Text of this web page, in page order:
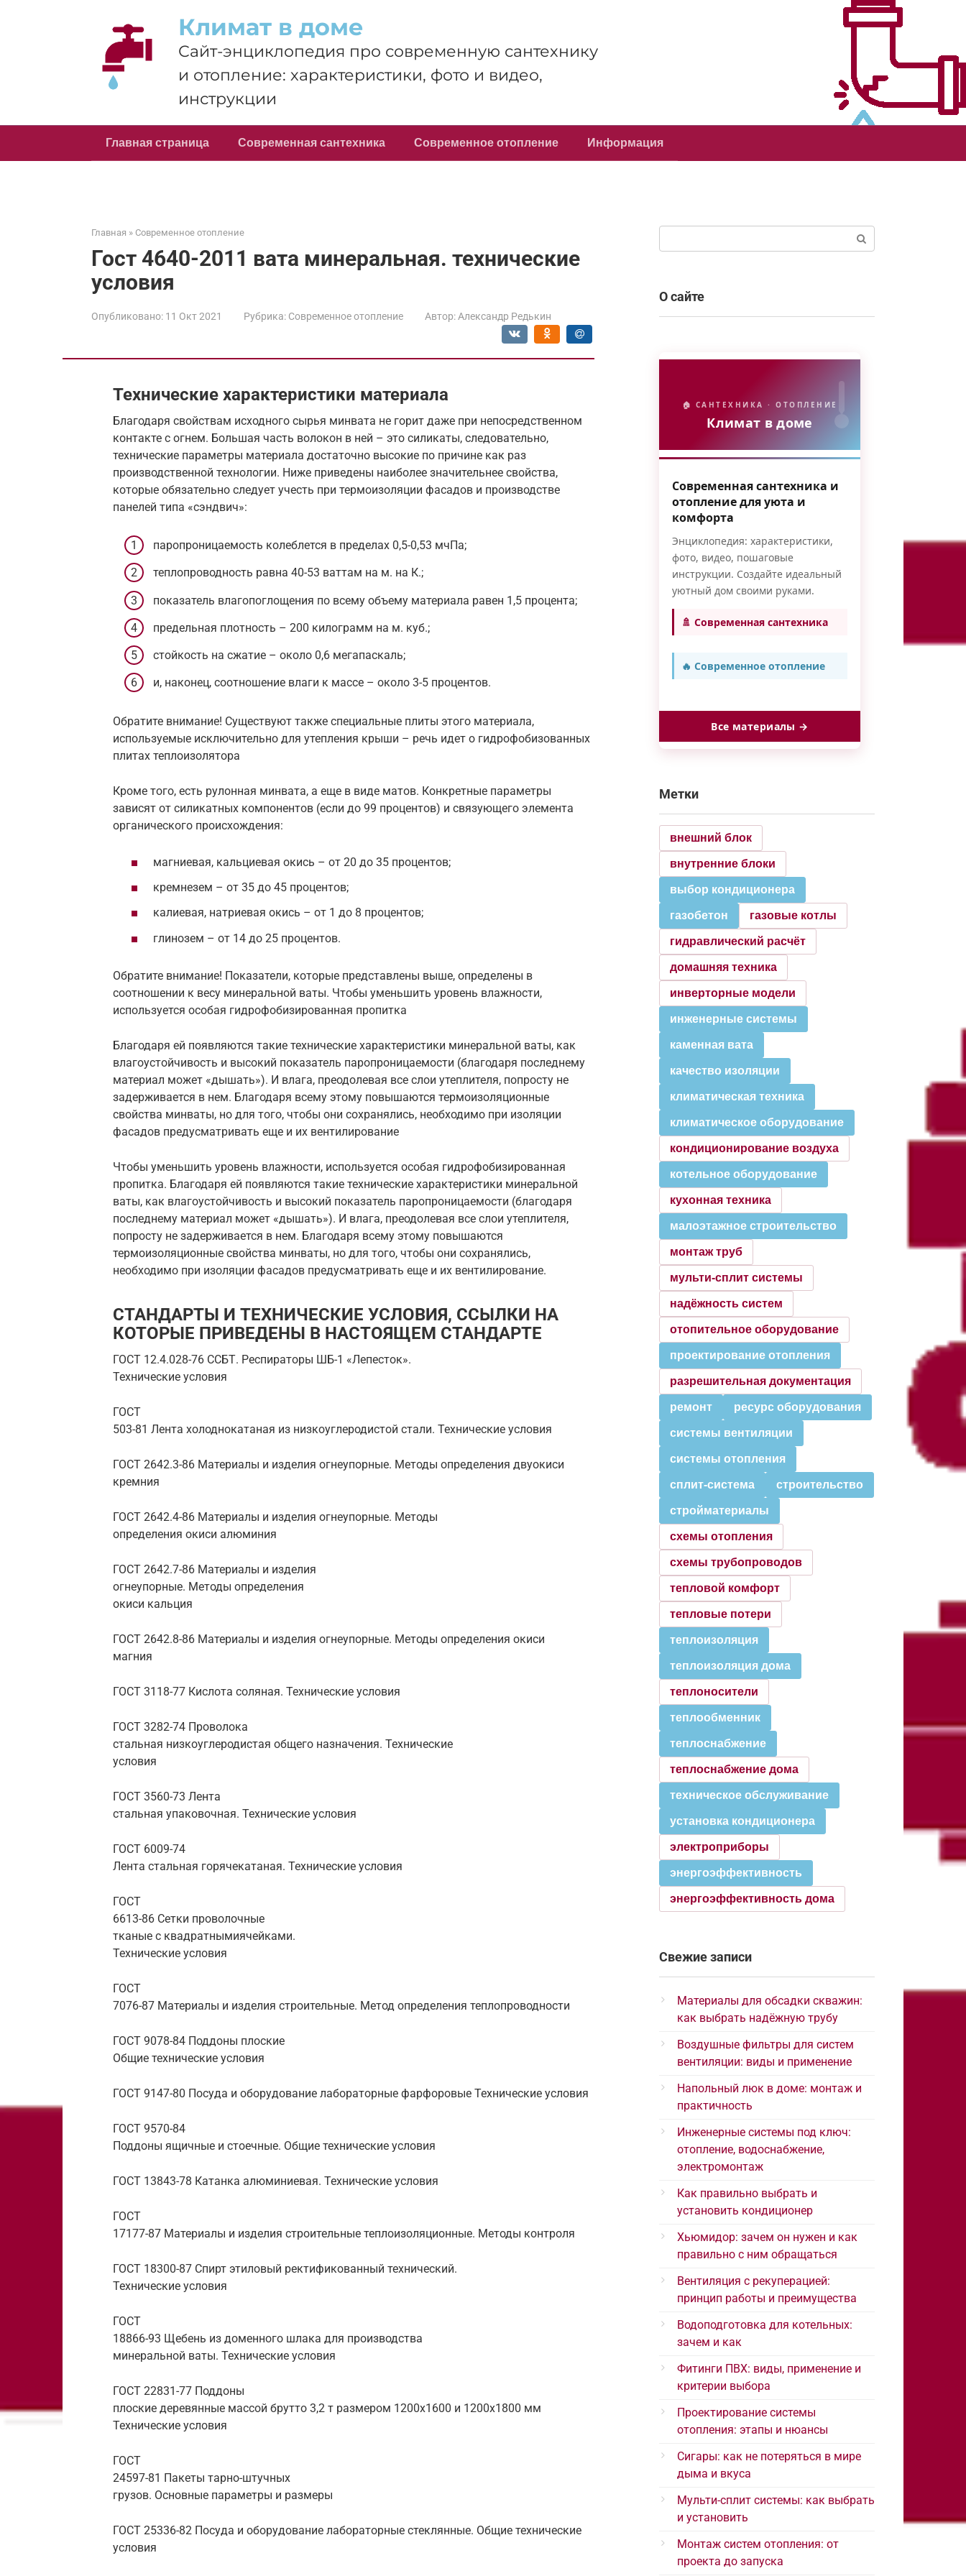
Климат в доме
Сайт-энциклопедия про современную сантехнику
и отопление: характеристики, фото и видео,
инструкции
Главная страница Современная сантехника Современное отопление Информация
Главная » Современное отопление
Гост 4640-2011 вата минеральная. технические
условия
Опубликовано: 11 Окт 2021 Рубрика: Современное отопление Автор: Александр Редькин
Технические характеристики материала
Благодаря свойствам исходного сырья минвата не горит даже при непосредственном
контакте с огнем. Большая часть волокон в ней – это силикаты, следовательно,
технические параметры материала достаточно высокие по причине как раз
производственной технологии. Ниже приведены наиболее значительнее свойства,
которые обязательно следует учесть при термоизоляции фасадов и производстве
панелей типа «сэндвич»:
паропроницаемость колеблется в пределах 0,5-0,53 мчПа;
теплопроводность равна 40-53 ваттам на м. на К.;
показатель влагопоглощения по всему объему материала равен 1,5 процента;
предельная плотность – 200 килограмм на м. куб.;
стойкость на сжатие – около 0,6 мегапаскаль;
и, наконец, соотношение влаги к массе – около 3-5 процентов.
Обратите внимание! Существуют также специальные плиты этого материала,
используемые исключительно для утепления крыши – речь идет о гидрофобизованных
плитах теплоизолятора
Кроме того, есть рулонная минвата, а еще в виде матов. Конкретные параметры
зависят от силикатных компонентов (если до 99 процентов) и связующего элемента
органического происхождения:
магниевая, кальциевая окись – от 20 до 35 процентов;
кремнезем – от 35 до 45 процентов;
калиевая, натриевая окись – от 1 до 8 процентов;
глинозем – от 14 до 25 процентов.
Обратите внимание! Показатели, которые представлены выше, определены в
соотношении к весу минеральной ваты. Чтобы уменьшить уровень влажности,
используется особая гидрофобизированная пропитка
Благодаря ей появляются такие технические характеристики минеральной ваты, как
влагоустойчивость и высокий показатель паропроницаемости (благодаря последнему
материал может «дышать»). И влага, преодолевая все слои утеплителя, попросту не
задерживается в нем. Благодаря всему этому повышаются термоизоляционные
свойства минваты, но для того, чтобы они сохранялись, необходимо при изоляции
фасадов предусматривать еще и их вентилирование
Чтобы уменьшить уровень влажности, используется особая гидрофобизированная
пропитка. Благодаря ей появляются такие технические характеристики минеральной
ваты, как влагоустойчивость и высокий показатель паропроницаемости (благодаря
последнему материал может «дышать»). И влага, преодолевая все слои утеплителя,
попросту не задерживается в нем. Благодаря всему этому повышаются
термоизоляционные свойства минваты, но для того, чтобы они сохранялись,
необходимо при изоляции фасадов предусматривать еще и их вентилирование.
СТАНДАРТЫ И ТЕХНИЧЕСКИЕ УСЛОВИЯ, ССЫЛКИ НА
КОТОРЫЕ ПРИВЕДЕНЫ В НАСТОЯЩЕМ СТАНДАРТЕ
ГОСТ 12.4.028-76 ССБТ. Респираторы ШБ-1 «Лепесток».
Технические условия
ГОСТ
503-81 Лента холоднокатаная из низкоуглеродистой стали. Технические условия
ГОСТ 2642.3-86 Материалы и изделия огнеупорные. Методы определения двуокиси
кремния
ГОСТ 2642.4-86 Материалы и изделия огнеупорные. Методы
определения окиси алюминия
ГОСТ 2642.7-86 Материалы и изделия
огнеупорные. Методы определения
окиси кальция
ГОСТ 2642.8-86 Материалы и изделия огнеупорные. Методы определения окиси
магния
ГОСТ 3118-77 Кислота соляная. Технические условия
ГОСТ 3282-74 Проволока
стальная низкоуглеродистая общего назначения. Технические
условия
ГОСТ 3560-73 Лента
стальная упаковочная. Технические условия
ГОСТ 6009-74
Лента стальная горячекатаная. Технические условия
ГОСТ
6613-86 Сетки проволочные
тканые с квадратнымиячейками.
Технические условия
ГОСТ
7076-87 Материалы и изделия строительные. Метод определения теплопроводности
ГОСТ 9078-84 Поддоны плоские
Общие технические условия
ГОСТ 9147-80 Посуда и оборудование лабораторные фарфоровые Технические условия
ГОСТ 9570-84
Поддоны ящичные и стоечные. Общие технические условия
ГОСТ 13843-78 Катанка алюминиевая. Технические условия
ГОСТ
17177-87 Материалы и изделия строительные теплоизоляционные. Методы контроля
ГОСТ 18300-87 Спирт этиловый ректификованный технический.
Технические условия
ГОСТ
18866-93 Щебень из доменного шлака для производства
минеральной ваты. Технические условия
ГОСТ 22831-77 Поддоны
плоские деревянные массой брутто 3,2 т размером 1200х1600 и 1200х1800 мм
Технические условия
ГОСТ
24597-81 Пакеты тарно-штучных
грузов. Основные параметры и размеры
ГОСТ 25336-82 Посуда и оборудование лабораторные стеклянные. Общие технические
условия
О сайте
🏠 САНТЕХНИКА · ОТОПЛЕНИЕ
Климат в доме
Современная сантехника и
отопление для уюта и
комфорта
Энциклопедия: характеристики,
фото, видео, пошаговые
инструкции. Создайте идеальный
уютный дом своими руками.
🚿 Современная сантехника
🔥 Современное отопление
Все материалы →
Метки
внешний блок
внутренние блоки
выбор кондиционера
газобетон газовые котлы
гидравлический расчёт
домашняя техника
инверторные модели
инженерные системы
каменная вата
качество изоляции
климатическая техника
климатическое оборудование
кондиционирование воздуха
котельное оборудование
кухонная техника
малоэтажное строительство
монтаж труб
мульти-сплит системы
надёжность систем
отопительное оборудование
проектирование отопления
разрешительная документация
ремонт ресурс оборудования
системы вентиляции
системы отопления
сплит-система строительство
стройматериалы
схемы отопления
схемы трубопроводов
тепловой комфорт
тепловые потери
теплоизоляция
теплоизоляция дома
теплоносители
теплообменник
теплоснабжение
теплоснабжение дома
техническое обслуживание
установка кондиционера
электроприборы
энергоэффективность
энергоэффективность дома
Свежие записи
Материалы для обсадки скважин:
как выбрать надёжную трубу
Воздушные фильтры для систем
вентиляции: виды и применение
Напольный люк в доме: монтаж и
практичность
Инженерные системы под ключ:
отопление, водоснабжение,
электромонтаж
Как правильно выбрать и
установить кондиционер
Хьюмидор: зачем он нужен и как
правильно с ним обращаться
Вентиляция с рекуперацией:
принцип работы и преимущества
Водоподготовка для котельных:
зачем и как
Фитинги ПВХ: виды, применение и
критерии выбора
Проектирование системы
отопления: этапы и нюансы
Сигары: как не потеряться в мире
дыма и вкуса
Мульти-сплит системы: как выбрать
и установить
Монтаж систем отопления: от
проекта до запуска